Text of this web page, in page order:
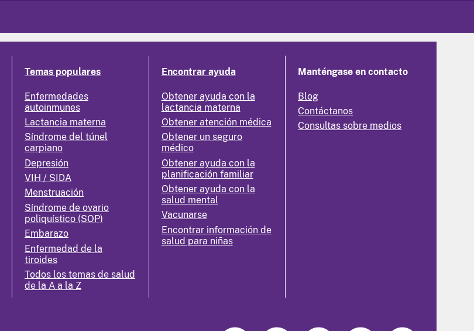
Temas populares
Enfermedades
autoinmunes
Lactancia materna
Síndrome del túnel
carpiano
Depresión
VIH / SIDA
Menstruación
Síndrome de ovario
poliquístico (SOP)
Embarazo
Enfermedad de la
tiroides
Todos los temas de salud
de la A a la Z
Encontrar ayuda
Obtener ayuda con la
lactancia materna
Obtener atención médica
Obtener un seguro
médico
Obtener ayuda con la
planificación familiar
Obtener ayuda con la
salud mental
Vacunarse
Encontrar información de
salud para niñas
Manténgase en contacto
Blog
Contáctanos
Consultas sobre medios